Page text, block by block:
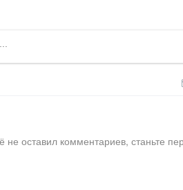
не оставил комментариев, станьте